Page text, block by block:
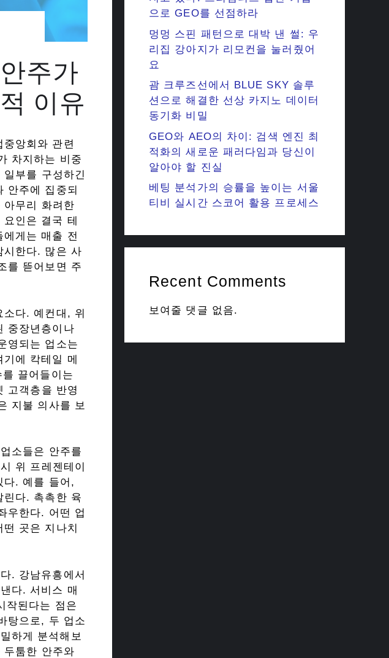
주가
이유
앙회와 관련
차지하는 비중
부를 구성하긴
안주에 집중되
무리 화려한
인은 결국 테
게는 매출 전
시한다. 많은 사
를 뜯어보면 주
다. 예컨대, 위
중장년층이나
영되는 업소는
에 칵테일 메
끌어들이는
고객층을 반영
지불 의사를 보
소들은 안주를
위 프레젠테이
다. 예를 들어,
린다. 촉촉한 육
우한다. 어떤 업
곳은 지나치
. 강남유흥에서
다. 서비스 매
작된다는 점은
탕으로, 두 업소
하게 분석해보
툼한 안주와
으로 GEO를 선점하라
멍멍 스핀 패턴으로 대박 낸 썰: 우
리집 강아지가 리모컨을 눌러줬어
요
괌 크루즈선에서 BLUE SKY 솔루
션으로 해결한 선상 카지노 데이터
동기화 비밀
GEO와 AEO의 차이: 검색 엔진 최
적화의 새로운 패러다임과 당신이
알아야 할 진실
베팅 분석가의 승률을 높이는 서울
티비 실시간 스코어 활용 프로세스
Recent Comments
보여줄 댓글 없음.